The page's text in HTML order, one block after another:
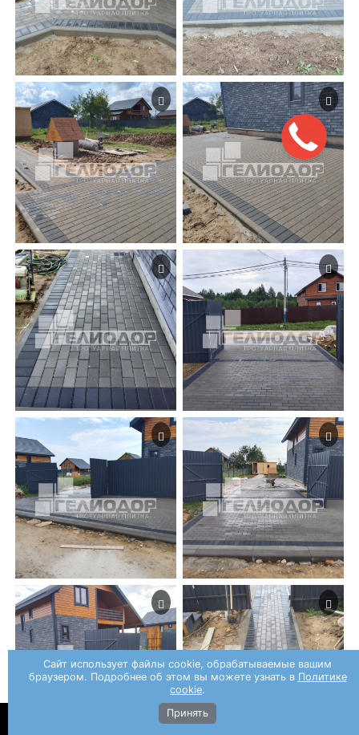
Сайт использует файлы cookie, обрабатываемые вашим
браузером. Подробнее об этом вы можете узнать в Политике
cookie.
Принять